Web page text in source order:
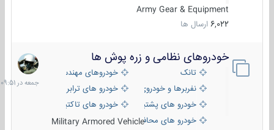
Army Gear & Equipment
6,022 ارسال ها
خودروهای نظامی و زره پوش ها
تانک
خودروهای مهندسی
نفربرها و خودروی های رزمی پیاده نظام
خودرو های ترابری نظامی
خودرو های پشتیبانی آتش ، شناسایی و ضد تانک
خودرو های تاکتیکی نظامی
خودرو های محافظت شدهMilitary Armored Vehicle
جمعه
در
09:51